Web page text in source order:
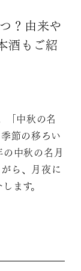
？由来や
酒もご紹
「中秋の名
節の移ろい
中秋の名月
ら、月夜に
ます。